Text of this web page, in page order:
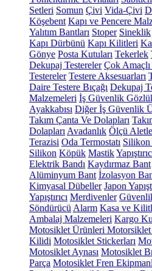
Setleri Somun Çivi Vida-Çivi
Köşebent Kapı ve Pencere
Yalıtım Bantları Stoper Sineklik
Kapı Dürbünü Kapı Kilitleri
Gönye Posta Kutuları Tekerlek
Dekupaj Testereler Çok Amaçlı
Testereler Testere Aksesuarları
Daire Testere Bıçağı Dekupaj
Malzemeleri İş Güvenlik
Ayakkabısı Diğer İş Güvenlik
Takım Çanta Ve Dolapları
Dolapları Avadanlık Ölçü
Terazisi Oda Termostatı Silikon
Silikon Köpük Mastik
Elektrik Bandı Kaydırmaz Bant
Alüminyum Bant İzolasyon
Kimyasal Dübeller Japon
Yapıştırıcı Merdivenler
Söndürücü Alarm Kasa ve
Ambalaj Malzemeleri Kargo
Motosiklet Ürünleri Motorsiklet
Kilidi Motosiklet Stickerları
Motosiklet Aynası Motosiklet
Parça Motosiklet Fren